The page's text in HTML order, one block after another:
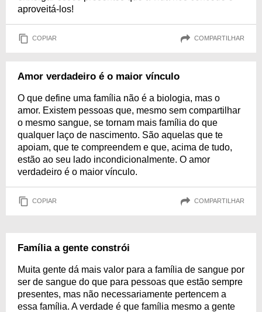
aproveitá-los!
COPIAR COMPARTILHAR
Amor verdadeiro é o maior vínculo
O que define uma família não é a biologia, mas o
amor. Existem pessoas que, mesmo sem compartilhar
o mesmo sangue, se tornam mais família do que
qualquer laço de nascimento. São aquelas que te
apoiam, que te compreendem e que, acima de tudo,
estão ao seu lado incondicionalmente. O amor
verdadeiro é o maior vínculo.
COPIAR COMPARTILHAR
Família a gente constrói
Muita gente dá mais valor para a família de sangue por
ser de sangue do que para pessoas que estão sempre
presentes, mas não necessariamente pertencem a
essa família. A verdade é que família mesmo a gente